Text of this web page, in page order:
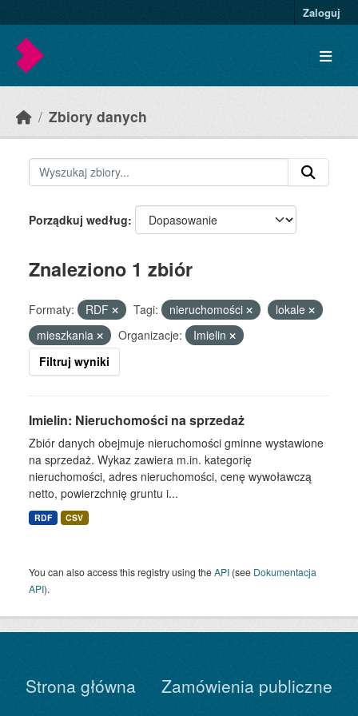
Zaloguj
Zbiory danych
Porządkuj według
Znaleziono 1 zbiór
Formaty: RDF Tagi: nieruchomości
lokale
mieszkania
Organizacje:
Imielin
Filtruj wyniki
Imielin: Nieruchomości na sprzedaż
Zbiór danych obejmuje nieruchomości gminne wystawione
na sprzedaż. Wykaz zawiera m.in. kategorię
nieruchomości, adres nieruchomości, cenę wywoławczą
netto, powierzchnię gruntu i...
RDF CSV
You can also access this registry using theAPI (see Dokumentacja
API).
Strona główna
Zamówienia publiczne